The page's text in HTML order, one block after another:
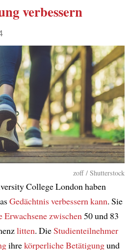
verbessern
zoff / Shutterstock
College London haben
Gedächtnisverbessern kann. Sie
Erwachsenezwischen50 und 83
litten. DieStudienteilnehmer
ihrekörperliche Betätigungund